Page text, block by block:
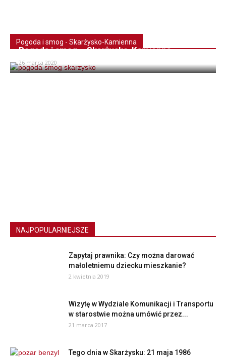
Pogoda i smog - Skarżysko-Kamienna
Pogoda i smog – Skarżysko-Kamienna
26 marca 2020
NAJPOPULARNIEJSZE
Zapytaj prawnika: Czy można darować
małoletniemu dziecku mieszkanie?
2 kwietnia 2019
Wizytę w Wydziale Komunikacji i Transportu
w starostwie można umówić przez...
21 marca 2017
Tego dnia w Skarżysku: 21 maja 1986